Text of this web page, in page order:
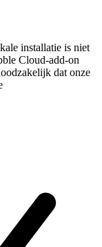
installatie is niet
Cloud-add-on
dat onze